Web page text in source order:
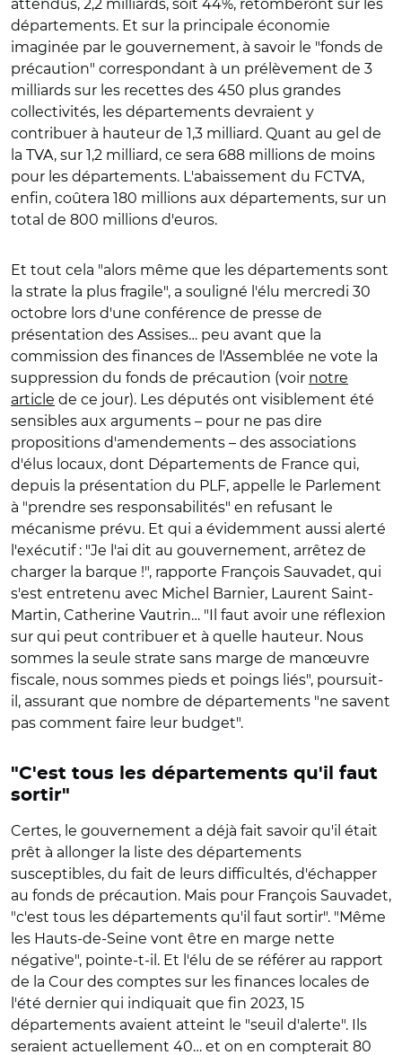
attendus, 2,2 milliards, soit 44%, retomberont sur les
départements. Et sur la principale économie
imaginée par le gouvernement, à savoir le "fonds de
précaution" correspondant à un prélèvement de 3
milliards sur les recettes des 450 plus grandes
collectivités, les départements devraient y
contribuer à hauteur de 1,3 milliard. Quant au gel de
la TVA, sur 1,2 milliard, ce sera 688 millions de moins
pour les départements. L'abaissement du FCTVA,
enfin, coûtera 180 millions aux départements, sur un
total de 800 millions d'euros.
Et tout cela "alors même que les départements sont
la strate la plus fragile", a souligné l'élu mercredi 30
octobre lors d'une conférence de presse de
présentation des Assises… peu avant que la
commission des finances de l'Assemblée ne vote la
suppression du fonds de précaution (voir notre
article de ce jour). Les députés ont visiblement été
sensibles aux arguments – pour ne pas dire
propositions d'amendements – des associations
d'élus locaux, dont Départements de France qui,
depuis la présentation du PLF, appelle le Parlement
à "prendre ses responsabilités" en refusant le
mécanisme prévu. Et qui a évidemment aussi alerté
l'exécutif : "Je l'ai dit au gouvernement, arrêtez de
charger la barque !", rapporte François Sauvadet, qui
s'est entretenu avec Michel Barnier, Laurent Saint-
Martin, Catherine Vautrin… "Il faut avoir une réflexion
sur qui peut contribuer et à quelle hauteur. Nous
sommes la seule strate sans marge de manœuvre
fiscale, nous sommes pieds et poings liés", poursuit-
il, assurant que nombre de départements "ne savent
pas comment faire leur budget".
"C'est tous les départements qu'il faut
sortir"
Certes, le gouvernement a déjà fait savoir qu'il était
prêt à allonger la liste des départements
susceptibles, du fait de leurs difficultés, d'échapper
au fonds de précaution. Mais pour François Sauvadet,
"c'est tous les départements qu'il faut sortir". "Même
les Hauts-de-Seine vont être en marge nette
négative", pointe-t-il. Et l'élu de se référer au rapport
de la Cour des comptes sur les finances locales de
l'été dernier qui indiquait que fin 2023, 15
départements avaient atteint le "seuil d'alerte". Ils
seraient actuellement 40… et on en compterait 80